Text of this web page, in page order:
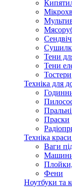
Тени
Тени
Тостери
Техніка для
Праски
Техніка
Ваги
Машини
Фени
Ноутбуки та